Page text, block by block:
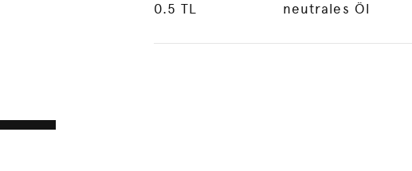
0.5 TL neutrales Öl